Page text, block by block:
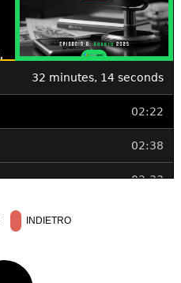
INDIETRO